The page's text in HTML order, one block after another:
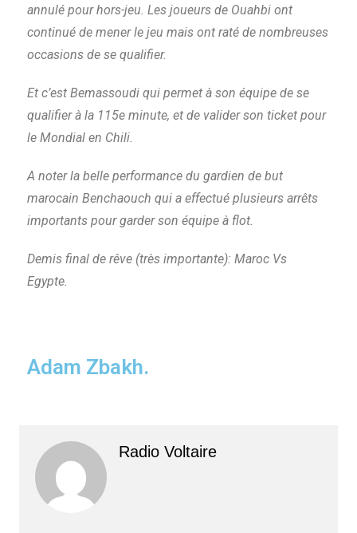
annulé pour hors-jeu. Les joueurs de Ouahbi ont
continué de mener le jeu mais ont raté de nombreuses
occasions de se qualifier.
Et c’est Bemassoudi qui permet à son équipe de se
qualifier à la 115e minute, et de valider son ticket pour
le Mondial en Chili.
A noter la belle performance du gardien de but
marocain Benchaouch qui a effectué plusieurs arrêts
importants pour garder son équipe à flot.
Demis final de rêve (très importante): Maroc Vs
Egypte.
Adam Zbakh.
Radio Voltaire